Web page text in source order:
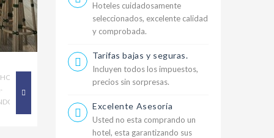
Hoteles cuidadosamente
seleccionados, excelente calidad
y comprobada.
Tarifas bajas y seguras.
Incluyen todos los impuestos,
precios sin sorpresas.
Excelente Asesoría
Usted no esta comprando un
hotel, esta garantizando sus